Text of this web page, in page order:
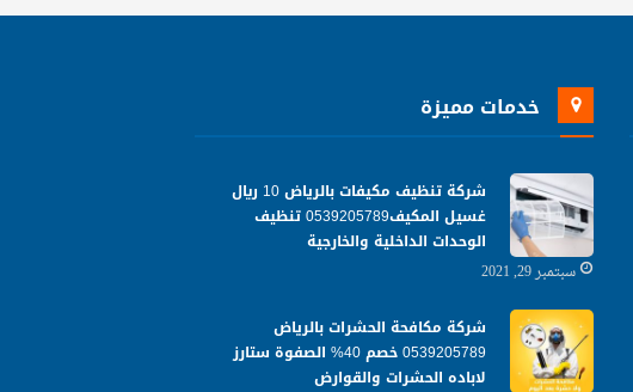
خدمات مميزة
شركة تنظيف مكيفات بالرياض 10 ريال
غسيل المكيف0539205789 تنظيف
الوحدات الداخلية والخارجية
سبتمبر 29, 2021
شركة مكافحة الحشرات بالرياض
0539205789 خصم 40% الصفوة ستارز
لاباده الحشرات والقوارض